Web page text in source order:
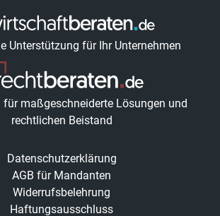
Unterstützung für Ihr Unternehmen
für maßgeschneiderte Lösungen und
rechtlichen Beistand
Datenschutzerklärung
AGB für Mandanten
Widerrufsbelehrung
Haftungsausschluss